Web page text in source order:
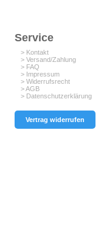
Service
> Kontakt
> Versand/Zahlung
> FAQ
> Impressum
> Widerrufsrecht
> AGB
> Datenschutzerklärung
Vertrag widerrufen